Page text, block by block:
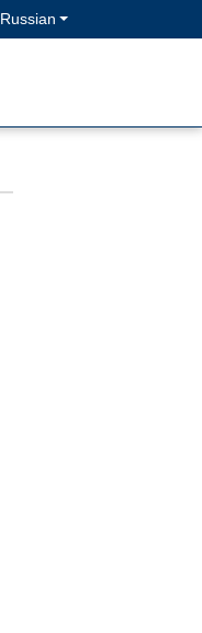
Russian